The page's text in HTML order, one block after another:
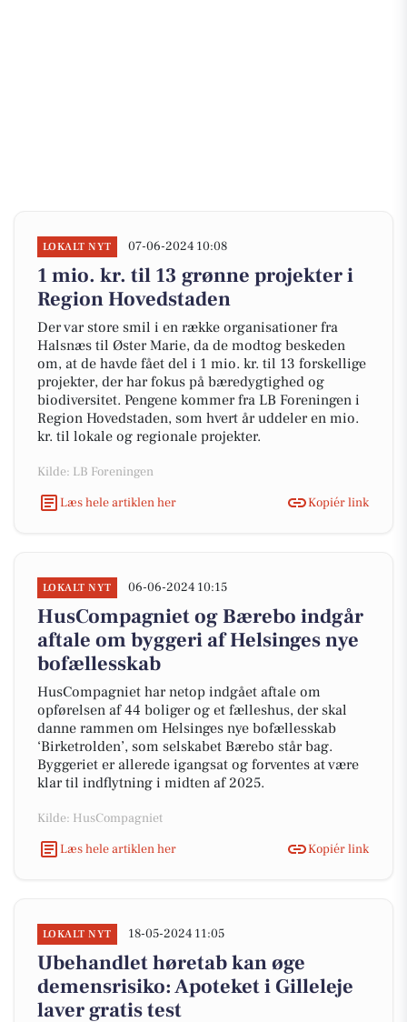
LOKALT NYT 07-06-2024 10:08
1 mio. kr. til 13 grønne projekter i
Region Hovedstaden
Der var store smil i en række organisationer fra
Halsnæs til Øster Marie, da de modtog beskeden
om, at de havde fået del i 1 mio. kr. til 13 forskellige
projekter, der har fokus på bæredygtighed og
biodiversitet. Pengene kommer fra LB Foreningen i
Region Hovedstaden, som hvert år uddeler en mio.
kr. til lokale og regionale projekter.
Kilde: LB Foreningen
Læs hele artiklen her
Kopiér link
LOKALT NYT 06-06-2024 10:15
HusCompagniet og Bærebo indgår
aftale om byggeri af Helsinges nye
bofællesskab
HusCompagniet har netop indgået aftale om
opførelsen af 44 boliger og et fælleshus, der skal
danne rammen om Helsinges nye bofællesskab
‘Birketrolden’, som selskabet Bærebo står bag.
Byggeriet er allerede igangsat og forventes at være
klar til indflytning i midten af 2025.
Kilde: HusCompagniet
Læs hele artiklen her
Kopiér link
LOKALT NYT 18-05-2024 11:05
Ubehandlet høretab kan øge
demensrisiko: Apoteket i Gilleleje
laver gratis test